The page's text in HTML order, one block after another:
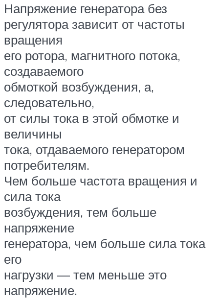
Напряжение генератора без
регулятора зависит от частоты
вращения
его ротора, магнитного потока,
создаваемого
обмоткой возбуждения, а,
следовательно,
от силы тока в этой обмотке и
величины
тока, отдаваемого генератором
потребителям.
Чем больше частота вращения и
сила тока
возбуждения, тем больше
напряжение
генератора, чем больше сила тока
его
нагрузки — тем меньше это
напряжение.